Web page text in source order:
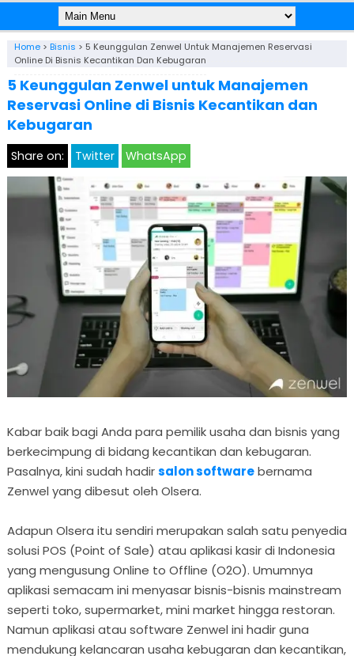
Home> Bisnis > 5 Keunggulan Zenwel Untuk Manajemen Reservasi
Online Di Bisnis Kecantikan Dan Kebugaran
5 Keunggulan Zenwel untuk Manajemen
Reservasi Online di Bisnis Kecantikan dan
Kebugaran
Share on: Twitter WhatsApp
Kabar baik bagi Anda para pemilik usaha dan bisnis yang
berkecimpung di bidang kecantikan dan kebugaran.
Pasalnya, kini sudah hadirsalon softwarebernama
Zenwel yang dibesut oleh Olsera.
Adapun Olsera itu sendiri merupakan salah satu penyedia
solusi POS (Point of Sale) atau aplikasi kasir di Indonesia
yang mengusung Online to Offline (O2O). Umumnya
aplikasi semacam ini menyasar bisnis-bisnis mainstream
seperti toko, supermarket, mini market hingga restoran.
Namun aplikasi atau software Zenwel ini hadir guna
mendukung kelancaran usaha kebugaran dan kecantikan,